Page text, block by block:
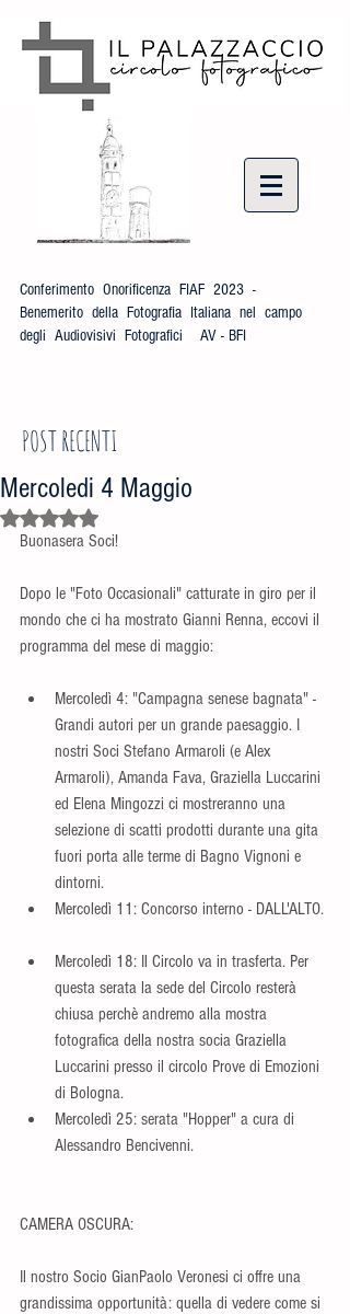
Conferimento Onorificenza FIAF 2023 -
Benemerito della Fotografia Italiana nel campo
degli Audiovisivi Fotografici AV - BFI
POST RECENTI
Mercoledi 4 Maggio
Valutazione NaN stelle su 5.
Buonasera Soci!
Dopo le "Foto Occasionali" catturate in giro per il
mondo che ci ha mostrato Gianni Renna, eccovi il
programma del mese di maggio:
Mercoledì 4: "Campagna senese bagnata" -
Grandi autori per un grande paesaggio. I
nostri Soci Stefano Armaroli (e Alex
Armaroli), Amanda Fava, Graziella Luccarini
ed Elena Mingozzi ci mostreranno una
selezione di scatti prodotti durante una gita
fuori porta alle terme di Bagno Vignoni e
dintorni.
Mercoledì 11: Concorso interno - DALL'ALTO.
Mercoledì 18: Il Circolo va in trasferta. Per
questa serata la sede del Circolo resterà
chiusa perchè andremo alla mostra
fotografica della nostra socia Graziella
Luccarini presso il circolo Prove di Emozioni
di Bologna.
Mercoledì 25: serata "Hopper" a cura di
Alessandro Bencivenni.
CAMERA OSCURA:
Il nostro Socio GianPaolo Veronesi ci offre una
grandissima opportunità: quella di vedere come si